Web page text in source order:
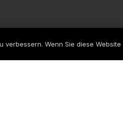
Wenn Sie diese